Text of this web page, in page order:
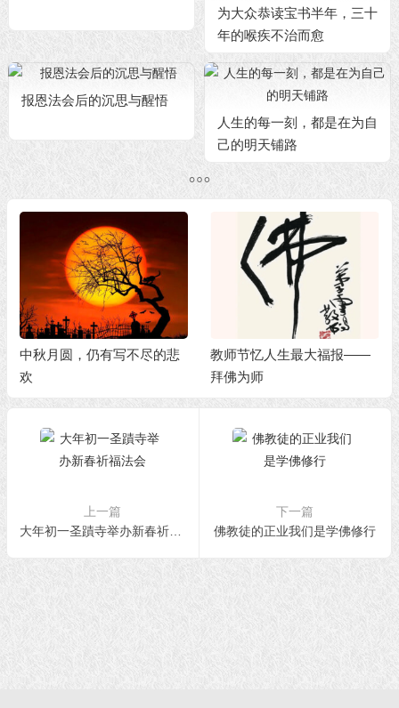
为大众恭读宝书半年，三十
年的喉疾不治而愈
报恩法会后的沉思与醒悟
人生的每一刻，都是在为自
己的明天铺路
中秋月圆，仍有写不尽的悲
欢
教师节忆人生最大福报——
拜佛为师
上一篇
大年初一圣蹟寺举办新春祈福法会
下一篇
佛教徒的正业我们是学佛修行